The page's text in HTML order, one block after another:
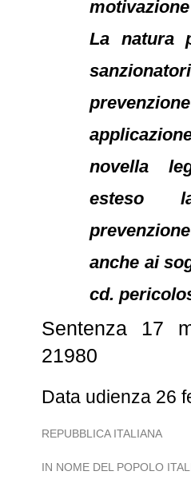
La natura
novella
esteso
anche ai
cd.
Sentenza 17
21980
Data udienza 26
REPUBBLICA ITALIANA
IN NOME DEL POPOLO